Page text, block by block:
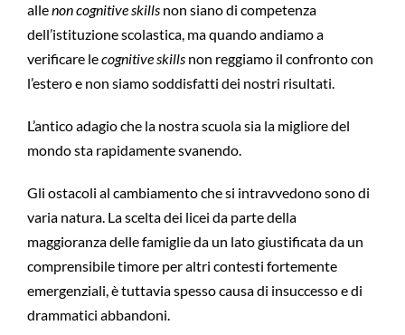
allenon cognitive skillsnon siano di competenza
dell’istituzione scolastica, ma quando andiamo a
verificare lecognitive skillsnon reggiamo il confronto con
l’estero e non siamo soddisfatti dei nostri risultati.
L’antico adagio che la nostra scuola sia la migliore del
mondo sta rapidamente svanendo.
Gli ostacoli al cambiamento che si intravvedono sono di
varia natura. La scelta dei licei da parte della
maggioranza delle famiglie da un lato giustificata da un
comprensibile timore per altri contesti fortemente
emergenziali, è tuttavia spesso causa di insuccesso e di
drammatici abbandoni.